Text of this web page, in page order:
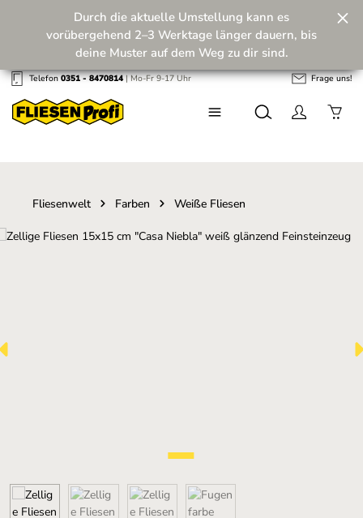
Zum Hauptinhalt springen
Zukunft! 💪
Durch die aktuelle Umstellung kann es
vorübergehend 2–3 Werktage länger dauern, bis
deine Muster auf dem Weg zu dir sind.
Telefon0351 - 8470814| Mo-Fr 9-17 Uhr Frage uns!
Fliesenwelt Farben Weiße Fliesen
Bildergalerie überspringen